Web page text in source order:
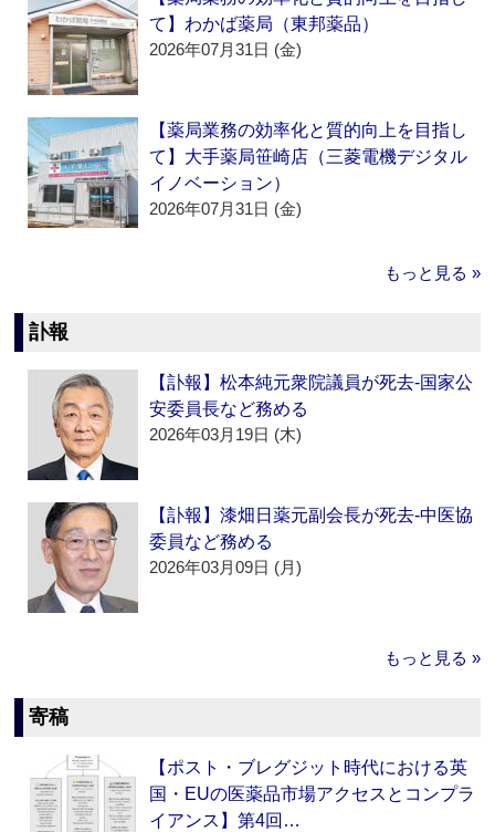
て】わかば薬局（東邦薬品）
2026年07月31日 (金)
【薬局業務の効率化と質的向上を目指し
て】大手薬局笹崎店（三菱電機デジタル
イノベーション）
2026年07月31日 (金)
もっと見る »
訃報
【訃報】松本純元衆院議員が死去‐国家公
安委員長など務める
2026年03月19日 (木)
【訃報】漆畑日薬元副会長が死去‐中医協
委員など務める
2026年03月09日 (月)
もっと見る »
寄稿
【ポスト・ブレグジット時代における英
国・EUの医薬品市場アクセスとコンプラ
イアンス】第4回…